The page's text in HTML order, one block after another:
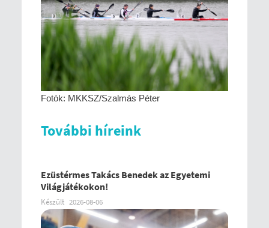
Fotók: MKKSZ/Szalmás Péter
További híreink
Ezüstérmes Takács Benedek az Egyetemi
Világjátékokon!
Készült 2026-08-06